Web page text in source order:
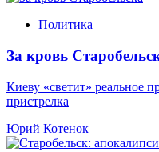
Политика
За кровь
Киеву «светит» реальное
пристрелка
Юрий Котенок